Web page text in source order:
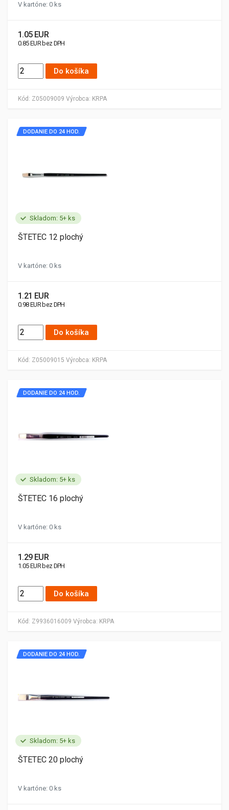
Kód: Z05009009 Výrobca: KRPA
V kartóne: 0 ks
1.05 EUR
0.85 EUR bez DPH
Do košíka
Skladom: 5+ ks
Kód: Z05009015 Výrobca: KRPA
DODANIE DO 24 HOD.
ŠTETEC 12 plochý
V kartóne: 0 ks
1.21 EUR
0.98 EUR bez DPH
Do košíka
Skladom: 5+ ks
Kód: Z9936016009 Výrobca: KRPA
DODANIE DO 24 HOD.
ŠTETEC 16 plochý
V kartóne: 0 ks
1.29 EUR
1.05 EUR bez DPH
Do košíka
Skladom: 5+ ks
DODANIE DO 24 HOD.
ŠTETEC 20 plochý
V kartóne: 0 ks